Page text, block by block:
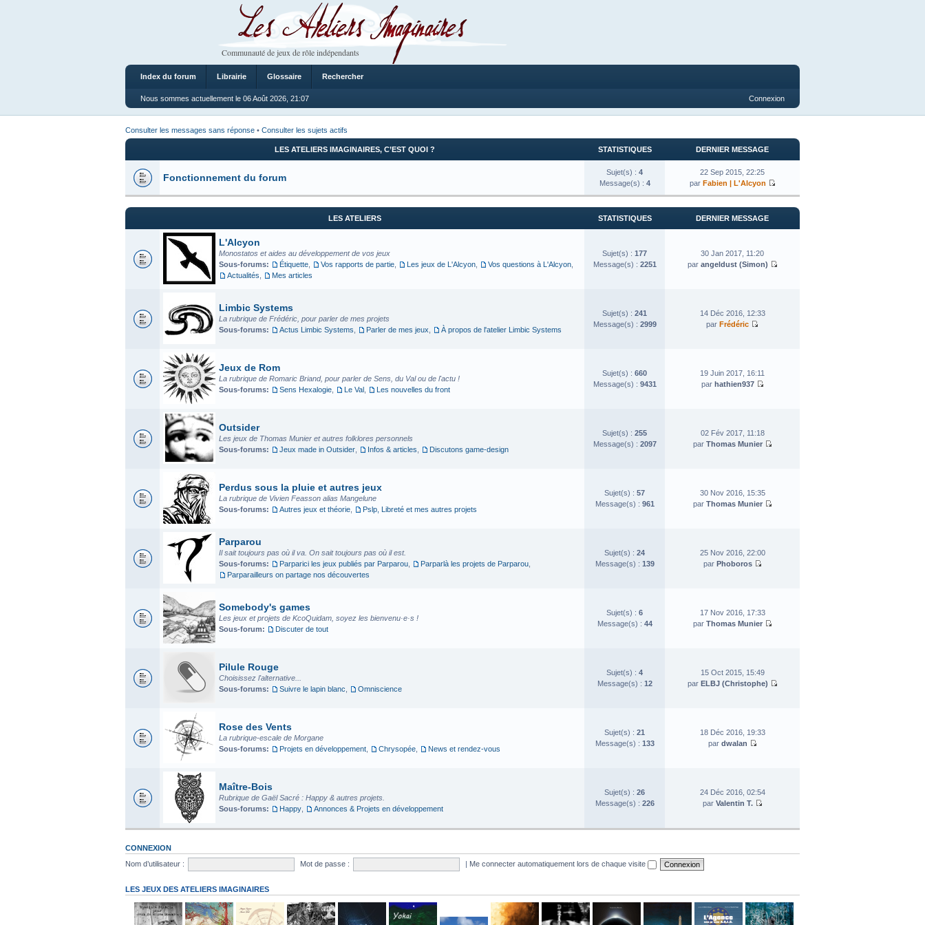
Les Ateliers Imaginaires
Communauté de jeux de rôle indépendants
Index du forum Librairie Glossaire Rechercher
Nous sommes actuellement le 06 Août 2026, 21:07 Connexion
Consulter les messages sans réponse • Consulter les sujets actifs
LES ATELIERS IMAGINAIRES, C’EST QUOI ? STATISTIQUES DERNIER MESSAGE
Fonctionnement du forum Sujet(s) : 4
Message(s) : 4
22 Sep 2015, 22:25
par Fabien | L'Alcyon
LES ATELIERS STATISTIQUES DERNIER MESSAGE
L'Alcyon
Monostatos et aides au développement de vos jeux
Sous-forums:
Étiquette Vos rapports de partie Les jeux de L'Alcyon Vos questions à L'Alcyon
Actualités
Mes articles
Sujet(s) : 177
Message(s) : 2251
30 Jan 2017, 11:20
par angeldust (Simon)
Limbic Systems
La rubrique de Frédéric, pour parler de mes projets
Sous-forums:
Actus Limbic Systems Parler de mes jeux À propos de l'atelier Limbic Systems
Sujet(s) : 241
Message(s) : 2999
14 Déc 2016, 12:33
par Frédéric
Jeux de Rom
La rubrique de Romaric Briand, pour parler de Sens, du Val ou de l'actu !
Sous-forums:
Sens Hexalogie Le Val Les nouvelles du front
Sujet(s) : 660
Message(s) : 9431
19 Juin 2017, 16:11
par hathien937
Outsider
Les jeux de Thomas Munier et autres folklores personnels
Sous-forums:
Jeux made in Outsider Infos & articles Discutons game-design
Sujet(s) : 255
Message(s) : 2097
02 Fév 2017, 11:18
par Thomas Munier
Perdus sous la pluie et autres jeux
La rubrique de Vivien Feasson alias Mangelune
Sous-forums:
Autres jeux et théorie Pslp, Libreté et mes autres projets
Sujet(s) : 57
Message(s) : 961
30 Nov 2016, 15:35
par Thomas Munier
Parparou
Il sait toujours pas où il va. On sait toujours pas où il est.
Sous-forums:
Parparici les jeux publiés par Parparou Parparlà les projets de Parparou
Parparailleurs on partage nos découvertes
Sujet(s) : 24
Message(s) : 139
25 Nov 2016, 22:00
par Phoboros
Somebody's games
Les jeux et projets de KcoQuidam, soyez les bienvenu·e·s !
Sous-forum:
Discuter de tout
Sujet(s) : 6
Message(s) : 44
17 Nov 2016, 17:33
par Thomas Munier
Pilule Rouge
Choisissez l'alternative...
Sous-forums:
Suivre le lapin blanc Omniscience
Sujet(s) : 4
Message(s) : 12
15 Oct 2015, 15:49
par ELBJ (Christophe)
Rose des Vents
La rubrique-escale de Morgane
Sous-forums:
Projets en développement Chrysopée News et rendez-vous
Sujet(s) : 21
Message(s) : 133
18 Déc 2016, 19:33
par dwalan
Maître-Bois
Rubrique de Gaël Sacré : Happy & autres projets.
Sous-forums:
Happy Annonces & Projets en développement
Sujet(s) : 26
Message(s) : 226
24 Déc 2016, 02:54
par Valentin T.
CONNEXION
Nom d’utilisateur :
Mot de passe : | Me connecter automatiquement lors de chaque visite
LES JEUX DES ATELIERS IMAGINAIRES